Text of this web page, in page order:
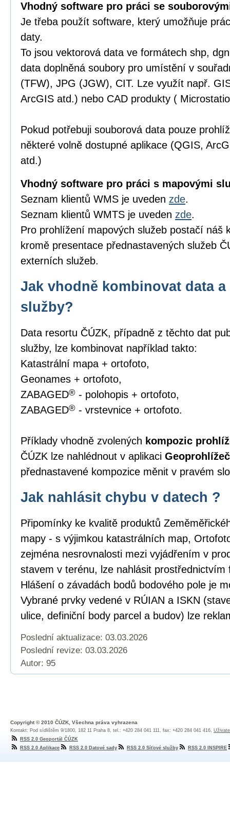
Vhodný software pro práci se
Je třeba použít software, který umožňuje
daty.
To jsou vektorová data ve formátech shp,
data doplněná soubory pro umístění v
(TFW), JPG (JGW), CIT. Lze využít např.
ArcGIS atd.) nebo CAD produkty (
Pokud potřebuji souborová data pouze
některé volně dostupné aplikace (QGIS,
atd.)
Vhodný software pro práci s mapovými
Seznam klientů WMS je uveden zde.
Seznam klientů WMTS je uveden zde.
Pro prohlížení mapových služeb postačí náš
kromě presentace přednastavených služeb
externích služeb.
Jak vhodně kombinovat data
služby?
Data resortu ČÚZK, případně z těchto dat
služby, lze kombinovat například takto:
Katastrální mapa + ortofoto,
Geonames + ortofoto,
ZABAGED® - polohopis + ortofoto,
ZABAGED® - vrstevnice + ortofoto.
Příklady vhodně zvolených kompozic
ČÚZK lze nahlédnout v aplikaci Geoprohlížeč
přednastavené kompozice měnit v pravém
Jak nahlásit chybu v datech ?
Připomínky ke kvalitě produktů
mapy - s výjimkou katastrálních map,
zejména nesrovnalosti mezi vyjádřením v
stavem v terénu, lze nahlásit
Hlášení o závadách bodů bodového pole je
Vybrané prvky vedené v RÚIAN a ISKN
ulice, definiční body parcel a budov) lze
Poslední aktualizace: 03.03.2026
Poslední revize: 03.03.2026
Autor: 95
Copyright © 2010 ČÚZK, Všechna práva vyhrazena
Kontakt: Pod sídlištěm 9/1800, 182 11 Praha 8, tel.: +420 284 041 111, fax: +420 284 041 416,
RSS 2.0 Geoportál ČÚZK
RSS 2.0 Aplikace
RSS 2.0 Datové sady RSS 2.0 Síťové služby RSS 2.0 INSPIRE